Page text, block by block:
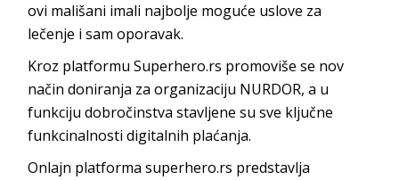
ovi mališani imali najbolje moguće uslove za
lečenje i sam oporavak.
Kroz platformu Superhero.rs promoviše se nov
način doniranja za organizaciju NURDOR, a u
funkciju dobročinstva stavljene su sve ključne
funkcinalnosti digitalnih plaćanja.
Onlajn platforma superhero.rs predstavlja